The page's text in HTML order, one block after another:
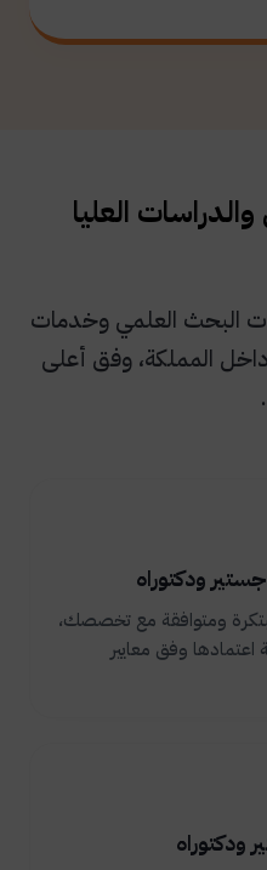
العليا
البحث العلمي وخدمات
المملكة، وفق أعلى
ودكتوراه
ومتوافقة مع تخصصك،
اعتمادها وفق معايير
ودكتوراه